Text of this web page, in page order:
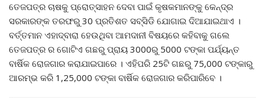
ତେଜପତ୍ର ଚାଷକୁ ପ୍ରୋତ୍ସାହନ ଦେବା ପାଇଁ କୃଷକମାନଙ୍କୁ କେନ୍ଦ୍ର
ସରକାରଙ୍କ ତରଫରୁ 30 ପ୍ରତିଶତ ସବ୍ସିଡି ଯୋଗାଇ ଦିଆଯାଇଥାଏ ।
ବର୍ତ୍ତମାନ ଏହାଦ୍ବାରା ହେଉଥିବା ଆମଦାନୀ ବିଷୟରେ କହିବାକୁ ଗଲେ
ତେଜପତ୍ର ର ଗୋଟିଏ ଗଛରୁ ପ୍ରାୟ 3000ରୁ 5000 ଟଙ୍କା ପର୍ଯ୍ୟନ୍ତ
ବାର୍ଷିକ ରୋଜଗାର କରାଯାଇପାରେ । ଏହିପରି 25ଟି ଗଛରୁ 75,000 ଟଙ୍କାରୁ
ଆରମ୍ଭ କରି 1,25,000 ଟଙ୍କା ବାର୍ଷିକ ରୋଜଗାର କରିପାରିବେ ।